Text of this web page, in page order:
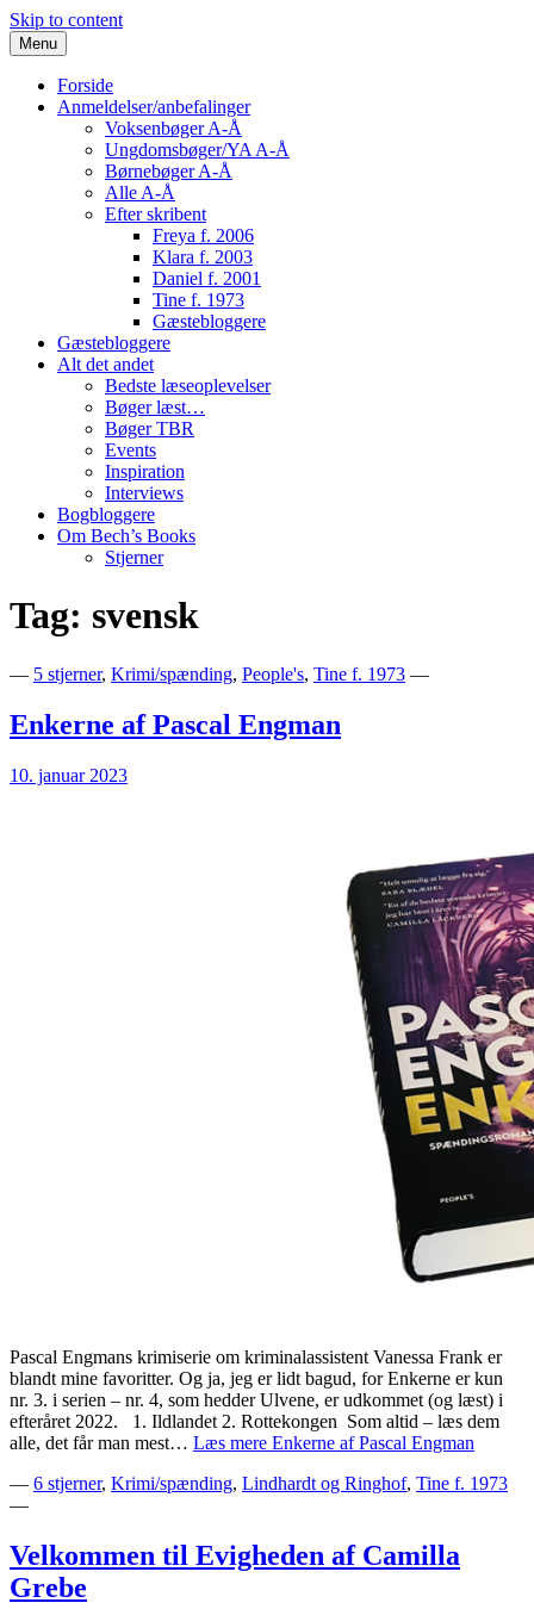
Skip to content
Menu
Forside
Anmeldelser/anbefalinger
Voksenbøger A-Å
Ungdomsbøger/YA A-Å
Børnebøger A-Å
Alle A-Å
Efter skribent
Freya f. 2006
Klara f. 2003
Daniel f. 2001
Tine f. 1973
Gæstebloggere
Gæstebloggere
Alt det andet
Bedste læseoplevelser
Bøger læst…
Bøger TBR
Events
Inspiration
Interviews
Bogbloggere
Om Bech’s Books
Stjerner
Bech's Books
Bogblog – Vi ♥ Bøger
Tag: svensk
— 5 stjerner, Krimi/spænding, People's, Tine f. 1973 —
Enkerne af Pascal Engman
10. januar 2023
Pascal Engmans krimiserie om kriminalassistent Vanessa Frank er
blandt mine favoritter. Og ja, jeg er lidt bagud, for Enkerne er kun
nr. 3. i serien – nr. 4, som hedder Ulvene, er udkommet (og læst) i
efteråret 2022. ⁣ ⁣ 1. Ildlandet 2. Rottekongen ⁣ Som altid – læs dem
alle, det får man mest… Læs mere Enkerne af Pascal Engman
— 6 stjerner, Krimi/spænding, Lindhardt og Ringhof, Tine f. 1973
—
Velkommen til Evigheden af Camilla
Grebe